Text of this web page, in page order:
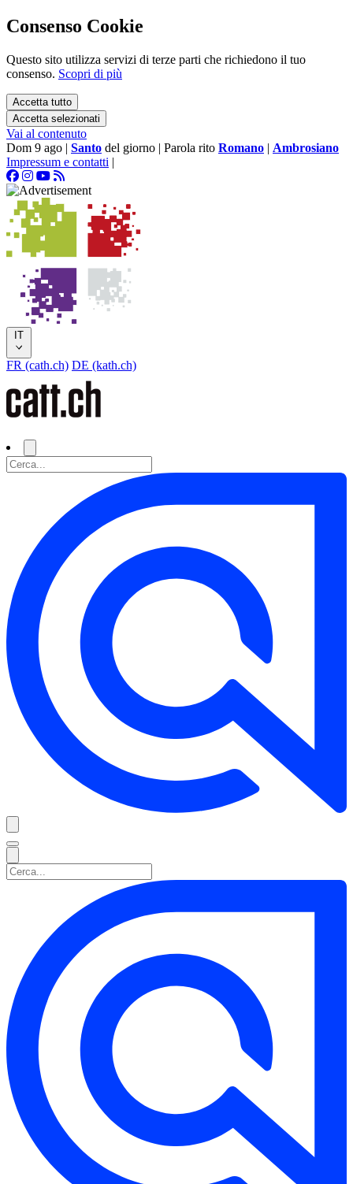
Consenso Cookie
Questo sito utilizza servizi di terze parti che richiedono il tuo
consenso. Scopri di più
Accetta tutto
Accetta selezionati
Vai al contenuto
Dom 9 ago | Santo del giorno | Parola rito Romano | Ambrosiano
Impressum e contatti |
IT
FR (cath.ch) DE (kath.ch)